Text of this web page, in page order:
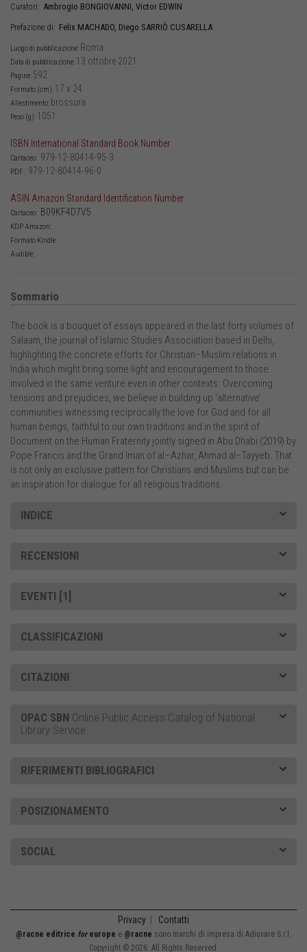
Curatori: Ambrogio BONGIOVANNI, Victor EDWIN
Prefazione di: Felix MACHADO, Diego SARRIÒ CUSARELLA
Luogo di pubblicazione: Roma
Data di pubblicazione: 13 ottobre 2021
Pagine: 592
Formato (cm): 17 x 24
Allestimento: brossura
Peso (g): 1051
ISBN International Standard Book Number
Cartaceo: 979-12-80414-95-3
PDF: 979-12-80414-96-0
ASIN Amazon Standard Identification Number
Cartaceo: B09KF4D7V5
KDP Amazon:
Formato Kindle:
Audible:
Sommario
The book is a bouquet of essays appeared in the last forty volumes of
Salaam, the journal of Islamic Studies Association based in Delhi,
highlighting the concrete efforts for Christian–Muslim relations in
India which might bring some light and encouragement to those
involved in the same venture even in other contexts. Overcoming
tensions and prejudices, we believe in building up ‘alternative’
communities witnessing reciprocally the love for God and for all
human beings, faithful to our own traditions and in the spirit of
Document on the Human Fraternity jointly signed in Abu Dhabi (2019) by
Pope Francis and the Grand Iman of al–Azhar, Ahmad al–Tayyeb. That
is not only an exclusive pattern for Christians and Muslims but can be
an inspiration for dialogue for all religious traditions.
INDICE
RECENSIONI
EVENTI [1]
CLASSIFICAZIONI
CITAZIONI
OPAC SBN Online Public Access Catalog of National
Library Service
RIFERIMENTI BIBLIOGRAFICI
POSIZIONAMENTO
SOCIAL
Privacy Contatti
@racne editrice foreurope e @racne sono marchi di impresa di Adiuvare S.r.l.
Copyright © 2026. All Rights Reserved.